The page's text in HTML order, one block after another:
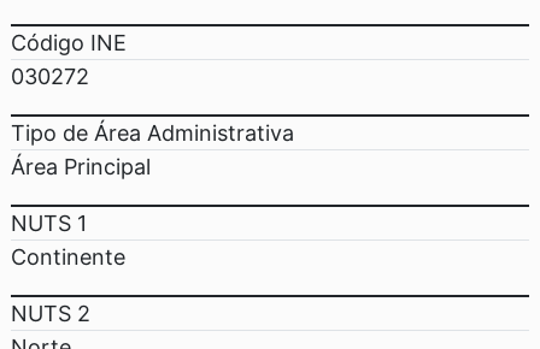
Código INE
030272
Tipo de Área Administrativa
Área Principal
NUTS 1
Continente
NUTS 2